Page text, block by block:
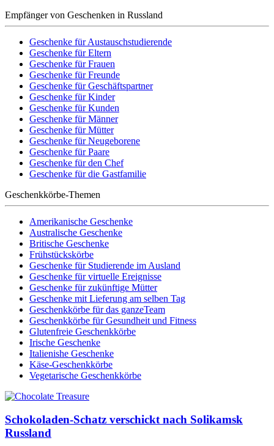
Empfänger von Geschenken in Russland
Geschenke für Austauschstudierende
Geschenke für Eltern
Geschenke für Frauen
Geschenke für Freunde
Geschenke für Geschäftspartner
Geschenke für Kinder
Geschenke für Kunden
Geschenke für Männer
Geschenke für Mütter
Geschenke für Neugeborene
Geschenke für Paare
Geschenke für den Chef
Geschenke für die Gastfamilie
Geschenkkörbe-Themen
Amerikanische Geschenke
Australische Geschenke
Britische Geschenke
Frühstückskörbe
Geschenke für Studierende im Ausland
Geschenke für virtuelle Ereignisse
Geschenke für zukünftige Mütter
Geschenke mit Lieferung am selben Tag
Geschenkkörbe für das ganzeTeam
Geschenkkörbe für Gesundheit und Fitness
Glutenfreie Geschenkkörbe
Irische Geschenke
Italienishe Geschenke
Käse-Geschenkkörbe
Vegetarische Geschenkkörbe
Schokoladen-Schatz verschickt nach Solikamsk
Russland